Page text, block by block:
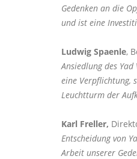
Gedenken an die
und ist eine
Ludwig Spaenle,
Ansiedlung des
eine Verpflichtung,
Leuchtturm der
Karl Freller,
Entscheidung von
Arbeit unserer